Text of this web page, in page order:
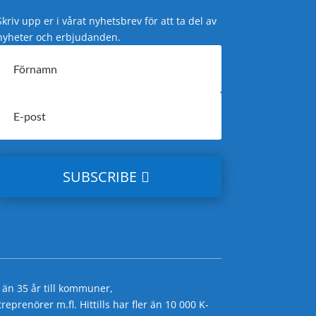
upp er i vårat nyhetsbrev för att ta del av
och erbjudanden.
SUBSCRIBE
35 år till kommuner,
m.fl. Hittills har fler än 10 000 K-